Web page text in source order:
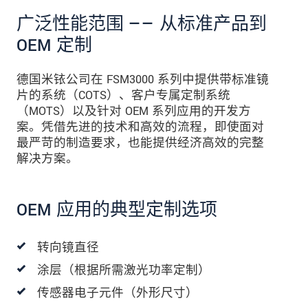
广泛性能范围 —— 从标准产品到
OEM 定制
德国米铱公司在 FSM3000 系列中提供带标准镜
片的系统（COTS）、客户专属定制系统
（MOTS）以及针对 OEM 系列应用的开发方
案。凭借先进的技术和高效的流程，即使面对
最严苛的制造要求，也能提供经济高效的完整
解决方案。
OEM 应用的典型定制选项
转向镜直径
涂层（根据所需激光功率定制）
传感器电子元件（外形尺寸）